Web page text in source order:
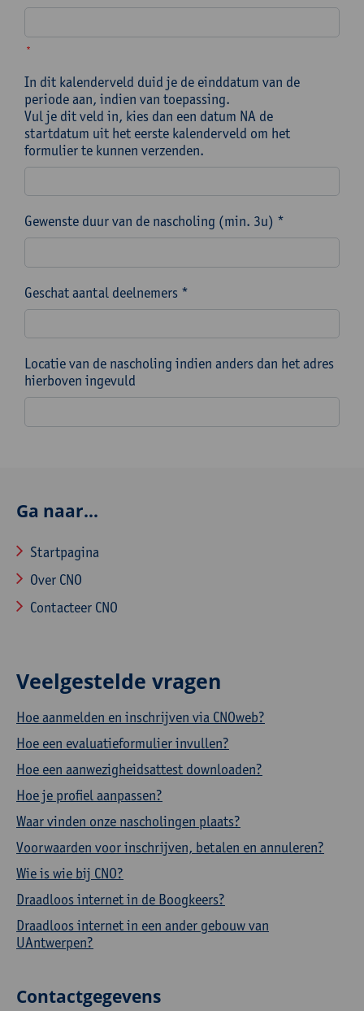
*
In dit kalenderveld duid je de einddatum van de
periode aan, indien van toepassing.
Vul je dit veld in, kies dan een datum NA de
startdatum uit het eerste kalenderveld om het
formulier te kunnen verzenden.
Gewenste duur van de nascholing (min. 3u) *
Geschat aantal deelnemers *
Locatie van de nascholing indien anders dan het adres
hierboven ingevuld
Ga naar...
Startpagina
Over CNO
Contacteer CNO
Veelgestelde vragen
Hoe aanmelden en inschrijven via CNOweb?
Hoe een evaluatieformulier invullen?
Hoe een aanwezigheidsattest downloaden?
Hoe je profiel aanpassen?
Waar vinden onze nascholingen plaats?
Voorwaarden voor inschrijven, betalen en annuleren?
Wie is wie bij CNO?
Draadloos internet in de Boogkeers?
Draadloos internet in een ander gebouw van
UAntwerpen?
Contactgegevens